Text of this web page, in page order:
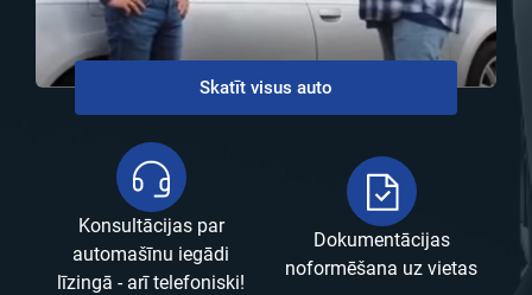
Dokumentācijas
noformēšana uz vietas
Skatīt visus auto
Konsultācijas par
automašīnu iegādi
līzingā - arī telefoniski!